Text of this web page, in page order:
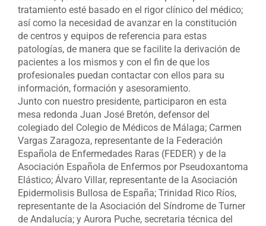
tratamiento esté basado en el rigor clínico del médico;
así como la necesidad de avanzar en la constitución
de centros y equipos de referencia para estas
patologías, de manera que se facilite la derivación de
pacientes a los mismos y con el fin de que los
profesionales puedan contactar con ellos para su
información, formación y asesoramiento.
Junto con nuestro presidente, participaron en esta
mesa redonda Juan José Bretón, defensor del
colegiado del Colegio de Médicos de Málaga; Carmen
Vargas Zaragoza, representante de la Federación
Española de Enfermedades Raras (FEDER) y de la
Asociación Española de Enfermos por Pseudoxantoma
Elástico; Álvaro Villar, representante de la Asociación
Epidermolisis Bullosa de España; Trinidad Rico Ríos,
representante de la Asociación del Síndrome de Turner
de Andalucía; y Aurora Puche, secretaria técnica del